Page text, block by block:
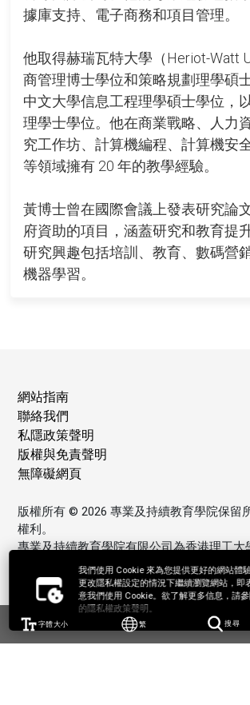
我們使用 Cookie 來為您提供更好的網站體
更改隱私權設定的情況下繼續瀏覽網站，即
意我們使用 Cookie。欲了解更多信息，請
的隱私權政策聲明。
字體大小 繁 搜尋
據庫支持、電子商務和項目管理。
他取得赫瑞瓦特大學（Heriot-Watt
商管理博士學位和策略規劃理學碩
中文大學信息工程理學碩士學位，
理學士學位。他在商業戰略、人力
究工作坊、計算機編程、計算機安
等領域擁有 20 年的教學經驗。
黃博士曾在國際會議上發表研究論
府資助的項目，涵蓋研究和教育提
研究興趣包括培訓、教育、數碼營
機器學習。
網站指南
聯絡我們
私隱政策聲明
版權與免責聲明
無障礙網頁
版權所有 © 2026 專業及持續教育學院保留
權利。
專業及持續教育學院有限公司為香港理工大